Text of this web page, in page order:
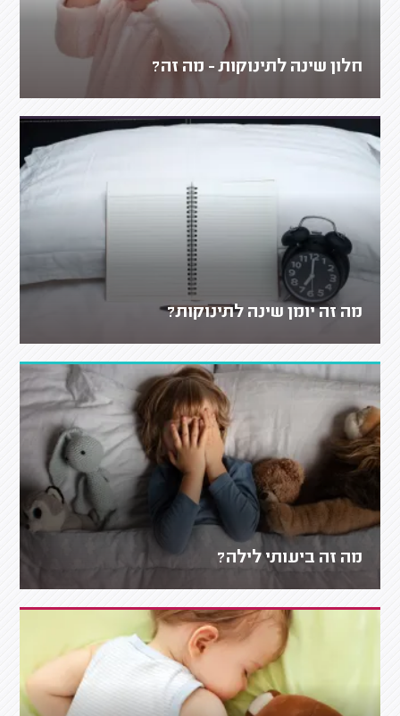
חלון שינה לתינוקות - מה זה?
מה זה יומן שינה לתינוקות?
מה זה ביעותי לילה?